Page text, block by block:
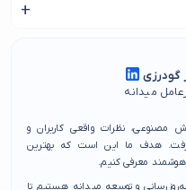
بتوانند از خدمات مختلف بهره‌مند
دیگران را بررسی کنید تا
کنیم.
قبل رزرو انجام دهید.
گودرزی
میدانه
مصنوعی، نظرات واقعی کاربران و
هدف ما این است که بهترین
معرفی کنیم.
و توسعه میدانه هستیم تا